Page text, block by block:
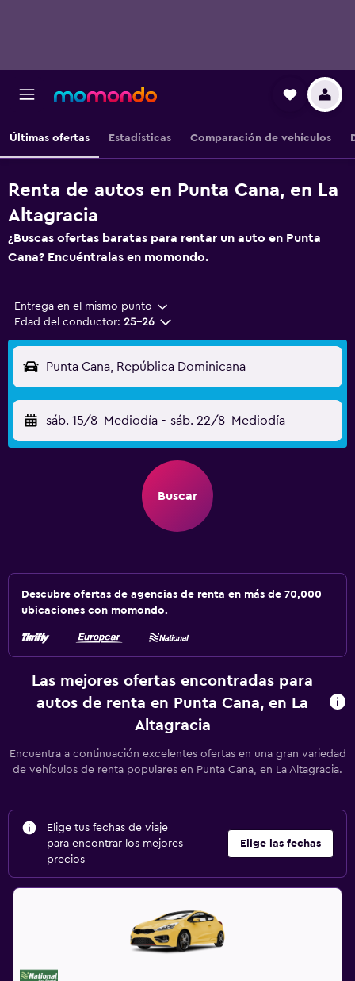
Últimas ofertas Estadísticas Comparación de vehículos
Renta de autos en Punta Cana, en La
Altagracia
¿Buscas ofertas baratas para rentar un auto en Punta
Cana? Encuéntralas en momondo.
Entrega en el mismo punto
Edad del conductor: 25-26
Punta Cana, República Dominicana
sáb. 15/8 Mediodía - sáb. 22/8 Mediodía
Buscar
Descubre ofertas de agencias de renta en más de 70,000
ubicaciones con momondo.
Las mejores ofertas encontradas para
autos de renta en Punta Cana, en La
Altagracia
Encuentra a continuación excelentes ofertas en una gran variedad
de vehículos de renta populares en Punta Cana, en La Altagracia.
Elige tus fechas de viaje
para encontrar los mejores
precios
Elige las fechas